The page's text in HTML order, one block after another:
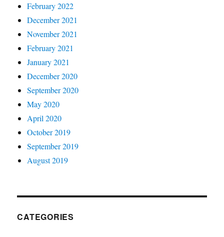
February 2022
December 2021
November 2021
February 2021
January 2021
December 2020
September 2020
May 2020
April 2020
October 2019
September 2019
August 2019
CATEGORIES